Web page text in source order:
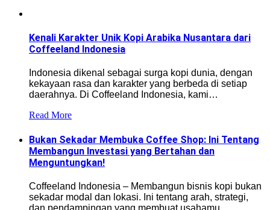
Kenali Karakter Unik Kopi Arabika Nusantara dari
Coffeeland Indonesia
Indonesia dikenal sebagai surga kopi dunia, dengan
kekayaan rasa dan karakter yang berbeda di setiap
daerahnya. Di Coffeeland Indonesia, kami…
Read More
Bukan Sekadar Membuka Coffee Shop: Ini Tentang
Membangun Investasi yang Bertahan dan
Menguntungkan!
Coffeeland Indonesia – Membangun bisnis kopi bukan
sekadar modal dan lokasi. Ini tentang arah, strategi,
dan pendampingan yang membuat usahamu…